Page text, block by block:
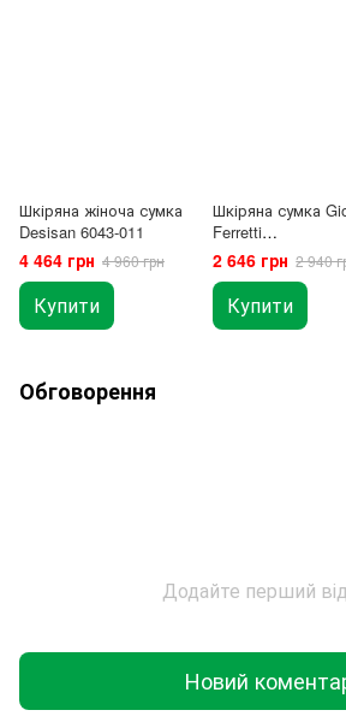
Шкіряна жіноча сумка
Desisan 6043-011
4 464 грн 4 960 грн
Купити
Шкіряна сумка
Ferretti
GF2020588Ablack
2 646 грн 2 940
Купити
Обговорення
Додайте перший
Новий